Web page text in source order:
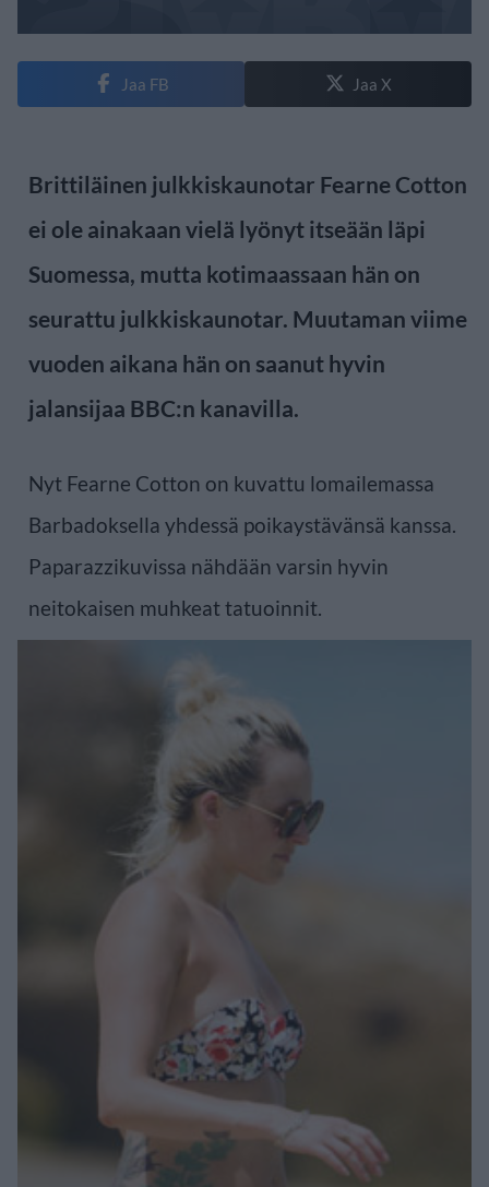
Jaa FB Jaa X
Brittiläinen julkkiskaunotar Fearne Cotton
ei ole ainakaan vielä lyönyt itseään läpi
Suomessa, mutta kotimaassaan hän on
seurattu julkkiskaunotar. Muutaman viime
vuoden aikana hän on saanut hyvin
jalansijaa BBC:n kanavilla.
Nyt Fearne Cotton on kuvattu lomailemassa
Barbadoksella yhdessä poikaystävänsä kanssa.
Paparazzikuvissa nähdään varsin hyvin
neitokaisen muhkeat tatuoinnit.